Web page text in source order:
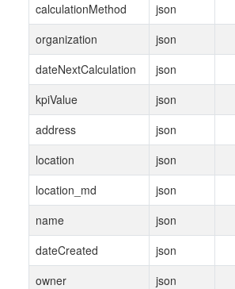
calculationMethod
json
organization
json
dateNextCalculation
json
kpiValue
json
address
json
location
json
location_md
json
name
json
dateCreated
json
owner
json